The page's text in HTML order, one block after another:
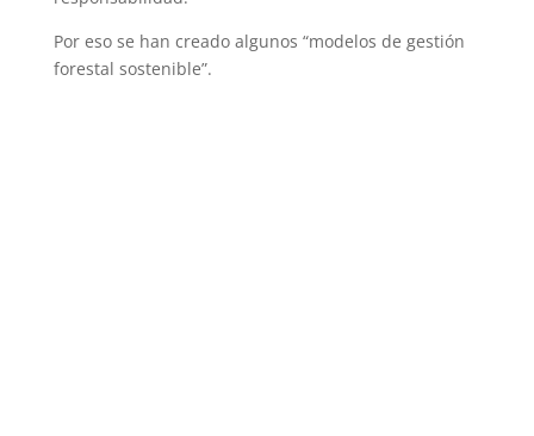
Por eso se han creado algunos “modelos de gestión
forestal sostenible”.